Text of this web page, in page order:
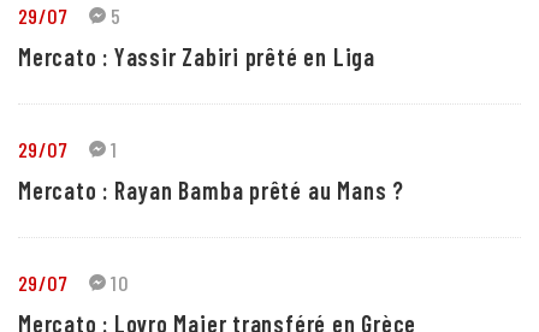
29/07 5
Mercato : Yassir Zabiri prêté en Liga
29/07 1
Mercato : Rayan Bamba prêté au Mans ?
29/07 10
Mercato : Lovro Majer transféré en Grèce